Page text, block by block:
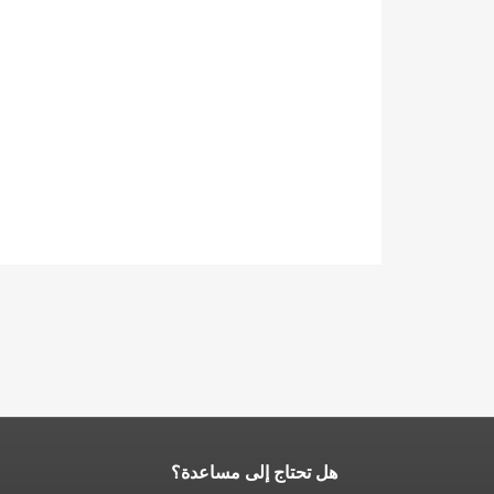
هل تحتاج إلى مساعدة؟